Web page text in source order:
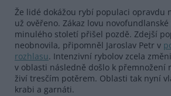
Že lidé dokážou rybí populaci opravdu
už ověřeno. Zákaz lovu
minulého století přišel pozdě. Zdejší
neobnovila, připomněl Jaroslav Petr v
rozhlasu. Intenzivní rybolov zcela
v oblasti následně došlo k přemnožení
živí tresčím potěrem. Oblasti tak nyní
krabi a garnáti.